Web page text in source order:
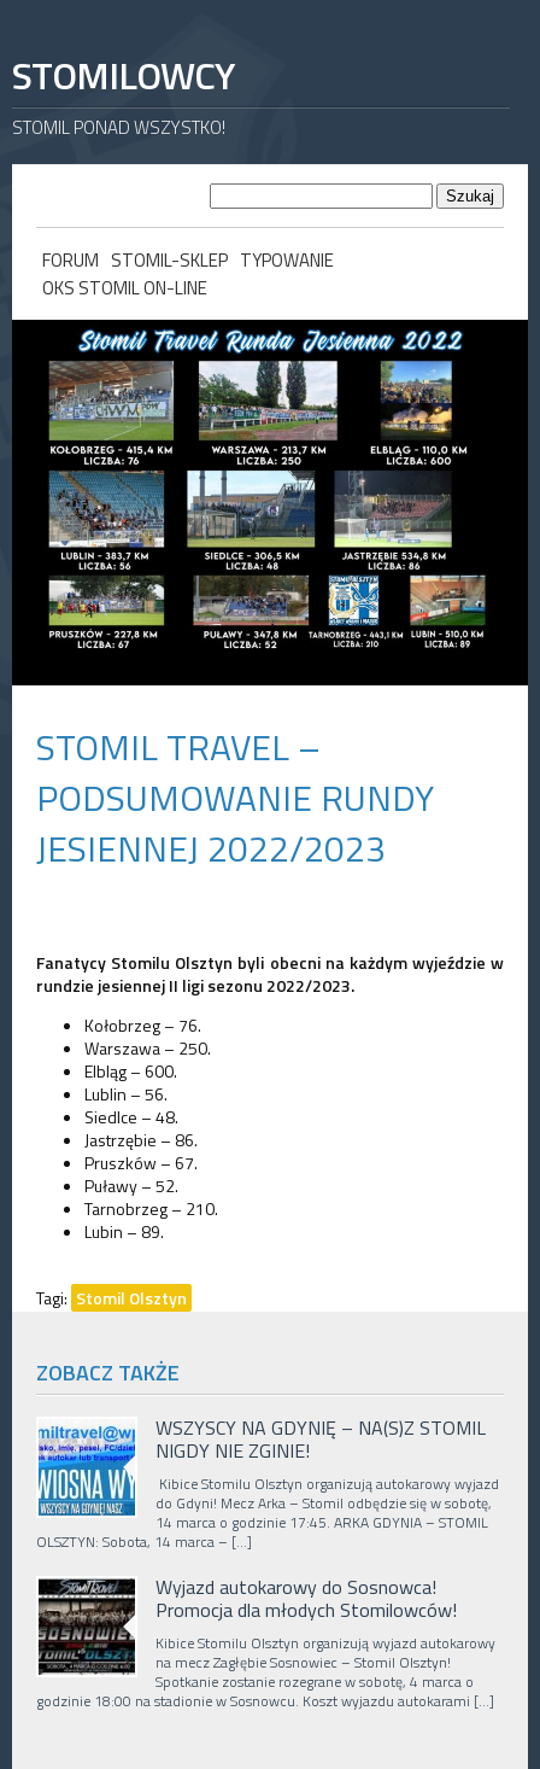
STOMILOWCY
STOMIL PONAD WSZYSTKO!
FORUM STOMIL-SKLEP TYPOWANIE
OKS STOMIL ON-LINE
STOMIL TRAVEL –
PODSUMOWANIE RUNDY
JESIENNEJ 2022/2023
Fanatycy Stomilu Olsztyn byli obecni na każdym wyjeździe w
rundzie jesiennej II ligi sezonu 2022/2023.
Kołobrzeg – 76.
Warszawa – 250.
Elbląg – 600.
Lublin – 56.
Siedlce – 48.
Jastrzębie – 86.
Pruszków – 67.
Puławy – 52.
Tarnobrzeg – 210.
Lubin – 89.
Tagi: Stomil Olsztyn
ZOBACZ TAKŻE
WSZYSCY NA GDYNIĘ – NA(S)Z STOMIL
NIGDY NIE ZGINIE!
Kibice Stomilu Olsztyn organizują autokarowy wyjazd
do Gdyni! Mecz Arka – Stomil odbędzie się w sobotę,
14 marca o godzinie 17:45. ARKA GDYNIA – STOMIL
OLSZTYN: Sobota, 14 marca – […]
Wyjazd autokarowy do Sosnowca!
Promocja dla młodych Stomilowców!
Kibice Stomilu Olsztyn organizują wyjazd autokarowy
na mecz Zagłębie Sosnowiec – Stomil Olsztyn!
Spotkanie zostanie rozegrane w sobotę, 4 marca o
godzinie 18:00 na stadionie w Sosnowcu. Koszt wyjazdu autokarami […]